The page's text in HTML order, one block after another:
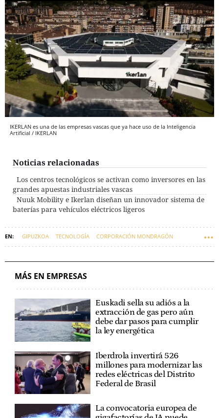
IKERLAN es una de las empresas vascas que ya hace uso de la Inteligencia
Artificial / IKERLAN
Noticias relacionadas
Los centros tecnológicos se activan como inversores en las
grandes apuestas industriales vascas
Nuuk Mobility e Ikerlan diseñan un innovador sistema de
baterías para vehículos eléctricos ligeros
GIPUZKOA TECNOLOGÍA CORPORACIÓN MONDRAGÓN
MÁS EN EMPRESAS
Euskadi sella su adiós a la
extracción de gas pero aún
debe dar pasos para cumplir
la ley energética
Iberdrola invertirá 526
millones para modernizar las
redes eléctricas del Distrito
Federal de Brasil
La convocatoria europea de